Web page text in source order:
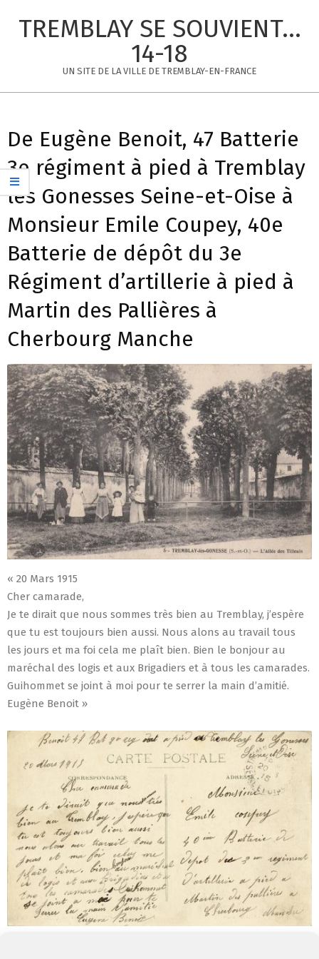
TREMBLAY SE SOUVIENT...
14-18
UN SITE DE LA VILLE DE TREMBLAY-EN-FRANCE
Menu
De Eugène Benoit, 47 Batterie
3e régiment à pied à Tremblay
les Gonesses Seine-et-Oise à
Monsieur Emile Coupey, 40e
Batterie de dépôt du 3e
Régiment d’artillerie à pied à
Martin des Pallières à
Cherbourg Manche
« 20 Mars 1915
Cher camarade,
Je te dirait que nous sommes très bien au Tremblay, j’espère
que tu est toujours bien aussi. Nous alons au travail tous
les jours et ma foi cela me plaît bien. Bien le bonjour au
maréchal des logis et aux Brigadiers et à tous les camarades.
Guihommet se joint à moi pour te serrer la main d’amitié.
Eugène Benoit »